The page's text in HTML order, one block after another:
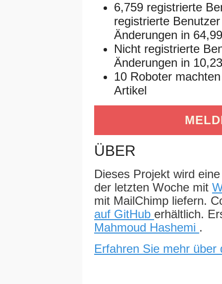
6,759 registrierte
registrierte
Änderungen in
Nicht registrierte
Änderungen in
10 Roboter
Artikel
ÜBER
Dieses Projekt wird
der letzten Woche mit
mit MailChimp liefern.
auf GitHub erhältlich.
Mahmoud Hashemi .
Erfahren Sie mehr über